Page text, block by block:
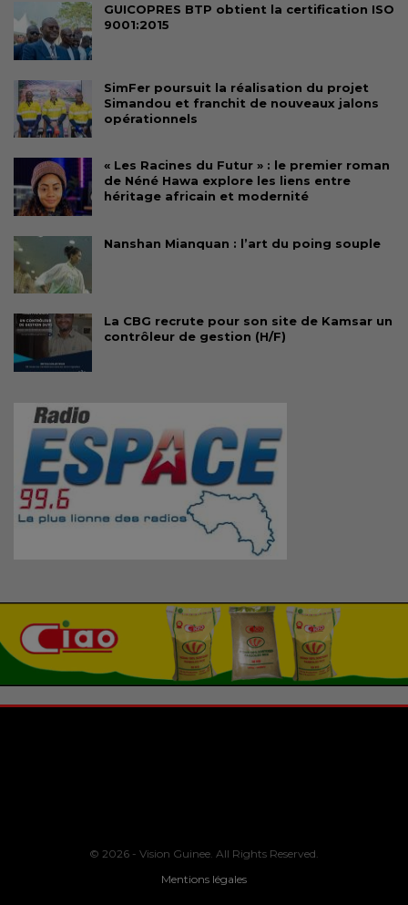
GUICOPRES BTP obtient la certification ISO
9001:2015
SimFer poursuit la réalisation du projet
Simandou et franchit de nouveaux jalons
opérationnels
« Les Racines du Futur » : le premier roman
de Néné Hawa explore les liens entre
héritage africain et modernité
Nanshan Mianquan : l’art du poing souple
La CBG recrute pour son site de Kamsar un
contrôleur de gestion (H/F)
© 2026 - Vision Guinee. All Rights Reserved.
Mentions légales